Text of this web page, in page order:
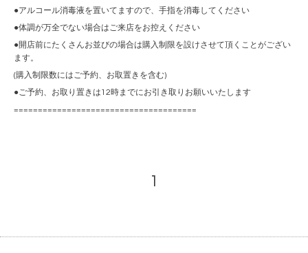
●アルコール消毒液を置いてますので、手指を消毒してください
●体調が万全でない場合はご来店をお控えください
●開店前にたくさんお並びの場合は購入制限を設けさせて頂くことがござい
ます。
(購入制限数にはご予約、お取置きを含む)
●ご予約、お取り置きは12時までにお引き取りお願いいたします
======================================
1